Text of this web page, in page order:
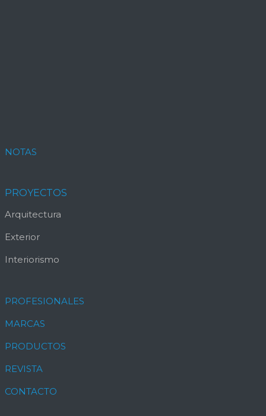
NOTAS
PROYECTOS
Arquitectura
Exterior
Interiorismo
PROFESIONALES
MARCAS
PRODUCTOS
REVISTA
CONTACTO